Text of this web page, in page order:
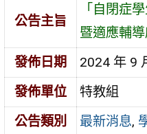
公告主旨
「自閉症
暨適應輔導
發佈日期
2024 年 9
發佈單位
特教組
公告類別
最新消息,